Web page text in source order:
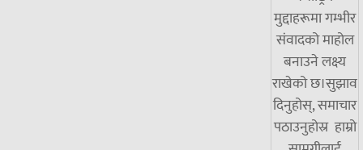
मुद्दाहरूमा गम्भीर
संवादको माहोल
बनाउने लक्ष्य
राखेको छ।सुझाव
दिनुहोस्, समाचार
पठाउनुहोस्र हाम्रो